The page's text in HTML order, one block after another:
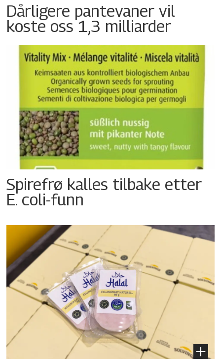
Dårligere pantevaner vil
koste oss 1,3 milliarder
Spirefrø kalles tilbake etter
E. coli-funn